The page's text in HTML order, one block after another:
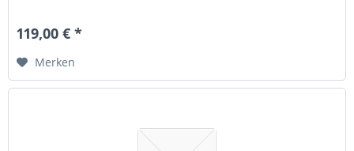
119,00 € *
Merken